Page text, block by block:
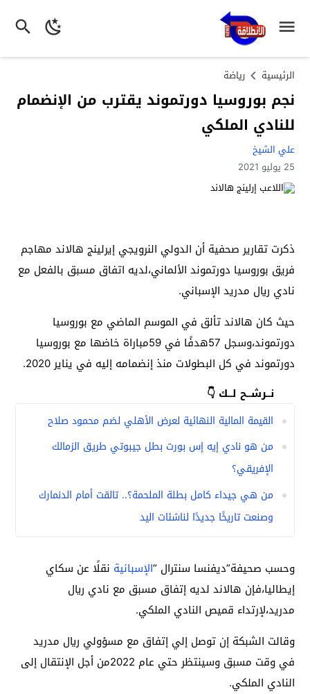
الرئيسية رياضة
نجم بوروسيا دورتموند يقترب من الإنضمام
للنادي الملكي
علي الشيخ
25 يوليو 2021
ذكرت تقارير صحفية أن الدولي النرويجي إيرلينج هالاند مهاجم
فريق بوروسيا دورتموند الألماني،لديه اتفاق مسبق بالفعل مع
نادي ريال مدريد الإسباني.
حيث كان هالاند تألق في الموسم الماضي مع بوروسيا
دورتموند،وسجل 57هدفًا في 59مباراة خاضها مع بوروسيا
دورتموند في كل البطولات منذ إنضمامه إليه في يناير 2020.
نــرشــح لــك 👇
القيمة المالية النهائية لعرض الأهلي لضم محمود صلاح
من هو نادي إيه إس بورت بطل جيبوتي طريق الزمالك
الإفريقي؟
من هي جيداء كامل بطلة الملحمة؟.. تالقت أمام الدنمارك
وصنعت تاريخًا جديدًا لناشئات اليد
وحسب صحيفة”ديفنسا سنترال “الإسبانية نقلًا عن سكاي
إيطاليا،فإن هالاند لديه إتفاق مسبق مع نادي ريال
مدريد،لإرتداء قميص النادي الملكي.
وقالت الشبكة إن توصل إلي إتفاق مع مسؤولي ريال مدريد
في وقت مسبق وسينتظر حتي عام 2022من أجل الإنتقال إلى
النادي الملكي.